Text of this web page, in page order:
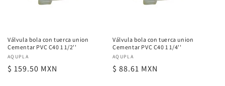
Válvula bola con tuerca union
Cementar PVC C40 1 1/2''
Proveedor:
AQUPLA
Precio
$ 159.50 MXN
Válvula bola con tuerca union
Cementar PVC C40 1 1/4''
Proveedor:
AQUPLA
Precio
$ 88.61 MXN